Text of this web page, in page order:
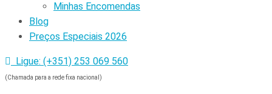
Minhas Encomendas
Blog
Preços Especiais 2026
Ligue: (+351) 253 069 560
(Chamada para a rede fixa nacional)